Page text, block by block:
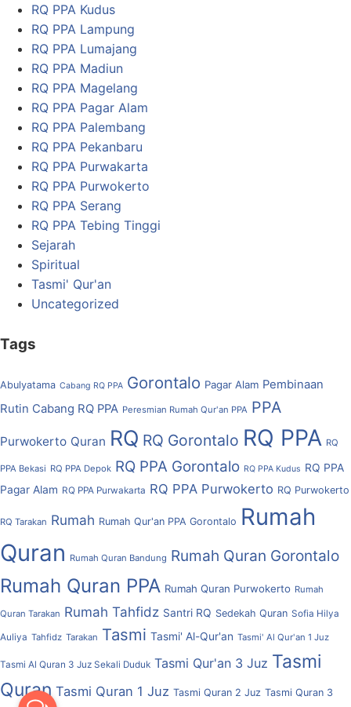
RQ PPA Kudus
RQ PPA Lampung
RQ PPA Lumajang
RQ PPA Madiun
RQ PPA Magelang
RQ PPA Pagar Alam
RQ PPA Palembang
RQ PPA Pekanbaru
RQ PPA Purwakarta
RQ PPA Purwokerto
RQ PPA Serang
RQ PPA Tebing Tinggi
Sejarah
Spiritual
Tasmi' Qur'an
Uncategorized
Tags
Abulyatama Cabang RQ PPA Gorontalo Pagar Alam Pembinaan
Rutin Cabang RQ PPA Peresmian Rumah Qur'an PPA PPA
Purwokerto Quran RQ RQ Gorontalo RQ PPA RQ
PPA Bekasi RQ PPA Depok RQ PPA Gorontalo RQ PPA Kudus RQ PPA
Pagar Alam RQ PPA Purwakarta RQ PPA Purwokerto RQ Purwokerto
RQ Tarakan Rumah Rumah Qur'an PPA Gorontalo Rumah
Quran Rumah Quran Bandung Rumah Quran Gorontalo
Rumah Quran PPA Rumah Quran Purwokerto Rumah
Quran Tarakan Rumah Tahfidz Santri RQ Sedekah Quran Sofia Hilya
Auliya Tahfidz Tarakan Tasmi Tasmi' Al-Qur'an Tasmi' Al Qur'an 1 Juz
Tasmi Al Quran 3 Juz Sekali Duduk Tasmi Qur'an 3 Juz Tasmi
Quran Tasmi Quran 1 Juz Tasmi Quran 2 Juz Tasmi Quran 3